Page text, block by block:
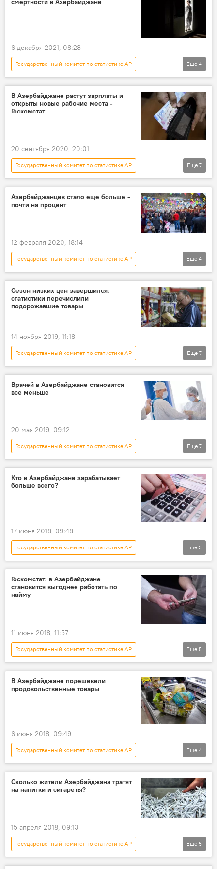
брак развод
смертности в Азербайджане
6 декабря 2021, 08:23
Государственный комитет по статистике АР
Азербайджан
Азербайджанцы
смертность
Болезни
Еще 4
В Азербайджане растут зарплаты и
открыты новые рабочие места -
Госкомстат
20 сентября 2020, 20:01
Государственный комитет по статистике АР
Новости
Азербайджан
ЖИЗНЬ
Экономика
Рынок труда
Зарплаты
рабочие места
Еще 7
Азербайджанцев стало еще больше -
почти на процент
12 февраля 2020, 18:14
Государственный комитет по статистике АР
Новости
Азербайджан
ЖИЗНЬ
Численность населения
Еще 4
Сезон низких цен завершился:
статистики перечислили
подорожавшие товары
14 ноября 2019, 11:18
Государственный комитет по статистике АР
Новости
Азербайджан
ЖИЗНЬ
Экономика
Инфляция
Еще 7
Врачей в Азербайджане становится
все меньше
20 мая 2019, 09:12
Государственный комитет по статистике АР
Новости
Здоровье
ЖИЗНЬ
Азербайджан
врачи
медработники
Еще 7
Кто в Азербайджане зарабатывает
больше всего?
17 июня 2018, 09:48
Государственный комитет по статистике АР
Азербайджан
Новости Экономика
Еще 3
Госкомстат: в Азербайджане
становится выгоднее работать по
найму
11 июня 2018, 11:57
Государственный комитет по статистике АР
ЖИЗНЬ
Азербайджан
Новости
Экономика
наемные работники
Еще 5
В Азербайджане подешевели
продовольственные товары
6 июня 2018, 09:49
Государственный комитет по статистике АР
Новости
Азербайджан
Экономика
Еще 4
Сколько жители Азербайджана тратят
на напитки и сигареты?
15 апреля 2018, 09:13
Государственный комитет по статистике АР
Азербайджан
Новости
Экономика
Еще 5